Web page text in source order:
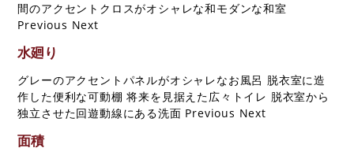
間のアクセントクロスがオシャレな和モダンな和室
Previous Next
水廻り
グレーのアクセントパネルがオシャレなお風呂 脱衣室に造
作した便利な可動棚将来を見据えた広々トイレ 脱衣室から
独立させた回遊動線にある洗面 Previous Next
面積